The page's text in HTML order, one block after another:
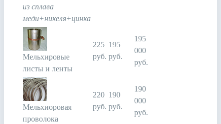
из сплава
меди+никеля+цинка
Мельхировые
листы и ленты
225
руб.
195
руб.
195
000
руб.
Мельхиоровая
проволока
220
руб.
190
руб.
190
000
руб.